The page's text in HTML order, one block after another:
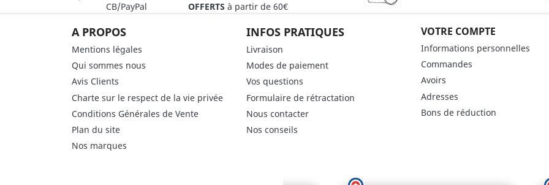
CB/PayPal
OFFERTS à partir de 60€
A PROPOS
Mentions légales
Qui sommes nous
Avis Clients
Charte sur le respect de la vie privée
Conditions Générales de Vente
Plan du site
Nos marques
INFOS PRATIQUES
Livraison
Modes de paiement
Vos questions
Formulaire de rétractation
Nous contacter
Nos conseils
VOTRE COMPTE
Informations personnelles
Commandes
Avoirs
Adresses
Bons de réduction